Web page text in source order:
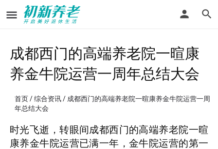
成都西门的高端养老院一暄康
养金牛院运营一周年总结大会
首页/综合资讯/ 成都西门的高端养老院一暄康养金牛院运营一周
年总结大会
时光飞逝，转眼间成都西门的高端养老院一暄
康养金牛院运营已满一年，金牛院运营的第一